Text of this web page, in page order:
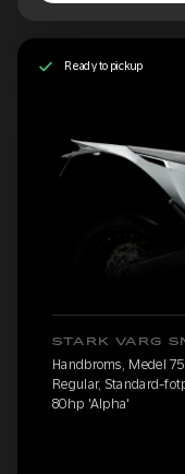
Ready to pickup
STARK VARG
Handbroms, Medel
Regular, Standard-
80hp 'Alpha'